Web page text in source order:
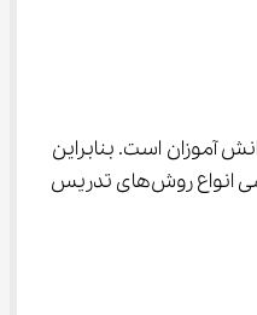
دهم، انتخاب یک روش هوشمندانه که در عین کارآمد بودن، به صرفه و منعطف باشد، دغدغه بسیاری از خانواده‌ها و دانش آموزان است. بنابراین
می‌باشد که از تمام ویژگی‌های فوق برخوردار باشد. ما نیز در ادامه قصد داریم، با بررسی انواع روش‌های تدریس